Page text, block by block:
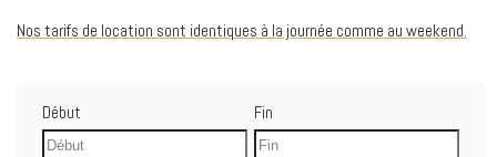
Nos tarifs de location sont identiques à la journée comme au weekend.
Début Fin